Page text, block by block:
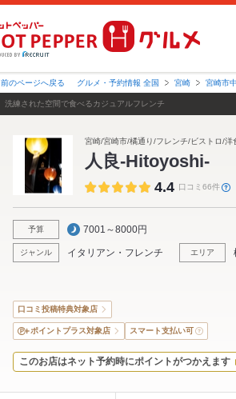
前のページへ戻る グルメ・予約情報 全国 宮崎 宮崎市
洗練された空間で食べるカジュアルフレンチ
宮崎/宮崎市/橘通り/フレンチ/ビストロ/
人良-Hitoyoshi-
4.4 口コミ66件
予算 7001～8000円
ジャンル イタリアン・フレンチ エリア
口コミ投稿特典対象店
ポイントプラス対象店 スマート支払い可
このお店はネット予約時にポイントがつかえます